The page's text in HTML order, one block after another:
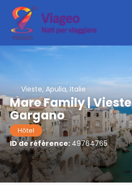
Vieste, Apulia, Italie
Mare Family |
Gargano
Hôtel
ID de référence: 49764765